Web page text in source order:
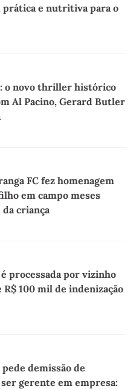
prática e nutritiva para o
o novo thriller histórico
Al Pacino, Gerard Butler
FC fez homenagem
em campo meses
criança
processada por vizinho
R$ 100 mil de indenização
demissão de
gerente em empresa: